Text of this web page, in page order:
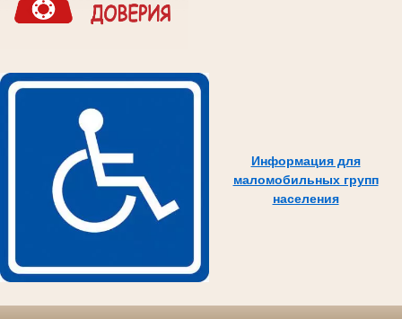
Информация для
маломобильных групп
населения